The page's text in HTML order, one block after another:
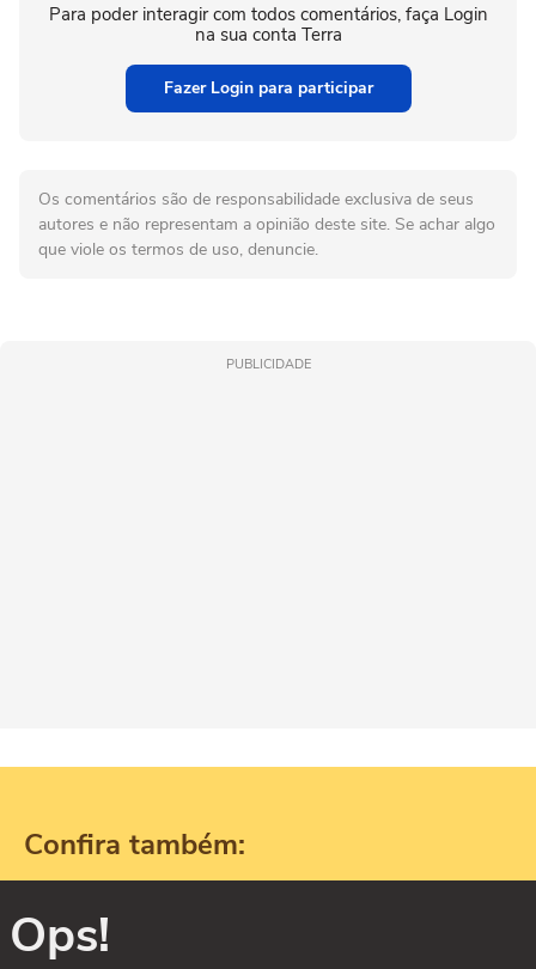
Para poder interagir com todos comentários, faça Login
na sua conta Terra
Fazer Login para participar
Os comentários são de responsabilidade exclusiva de seus
autores e não representam a opinião deste site. Se achar algo
que viole os termos de uso, denuncie.
PUBLICIDADE
Confira também:
Ops!